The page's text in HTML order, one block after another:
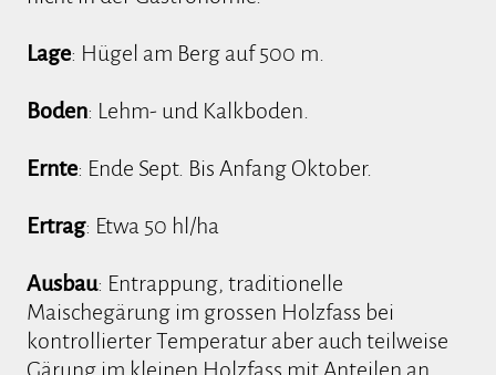
Lage: Hügel am Berg auf 500 m.
Boden: Lehm- und Kalkboden.
Ernte: Ende Sept. Bis Anfang Oktober.
Ertrag: Etwa 50 hl/ha
Ausbau: Entrappung, traditionelle
Maischegärung im grossen Holzfass bei
kontrollierter Temperatur aber auch teilweise
Gärung im kleinen Holzfass mit Anteilen an